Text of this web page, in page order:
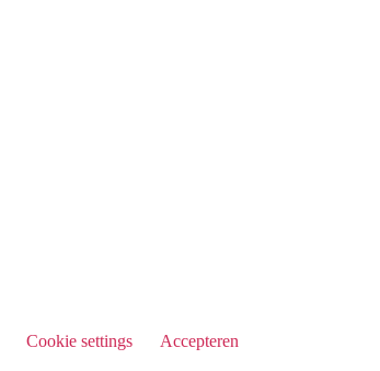
Cookie settings Accepteren